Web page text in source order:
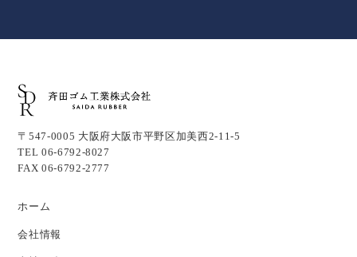
〒547-0005 大阪府大阪市平野区加美西2-11-5
TEL 06-6792-8027
FAX 06-6792-2777
ホーム
会社情報